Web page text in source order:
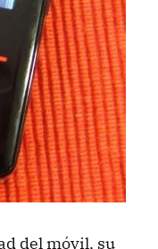
del móvil, su